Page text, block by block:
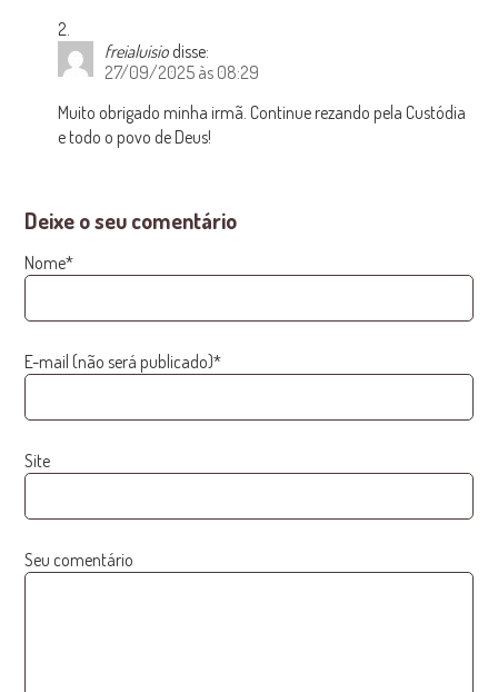
freialuisio disse:
27/09/2025 às 08:29
Muito obrigado minha irmã. Continue rezando pela Custódia
e todo o povo de Deus!
Deixe o seu comentário
Nome*
E-mail (não será publicado)*
Site
Seu comentário